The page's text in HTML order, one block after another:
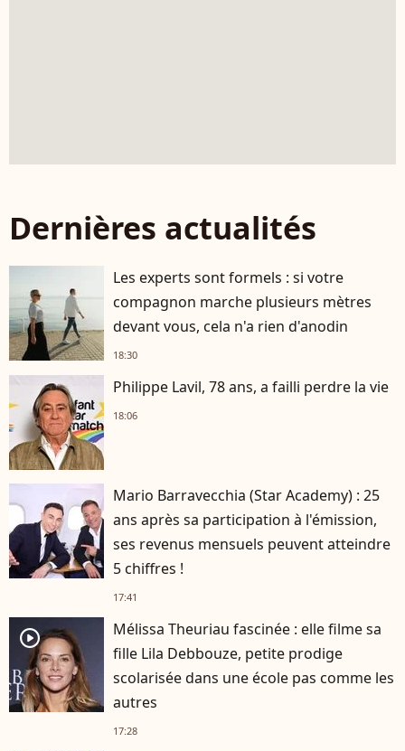
Dernières actualités
Les experts sont formels : si votre
compagnon marche plusieurs mètres
devant vous, cela n'a rien d'anodin
18:30
Philippe Lavil, 78 ans, a failli perdre la vie
18:06
Mario Barravecchia (Star Academy) : 25
ans après sa participation à l'émission,
ses revenus mensuels peuvent atteindre
5 chiffres !
17:41
player2
Mélissa Theuriau fascinée : elle filme sa
fille Lila Debbouze, petite prodige
scolarisée dans une école pas comme les
autres
17:28